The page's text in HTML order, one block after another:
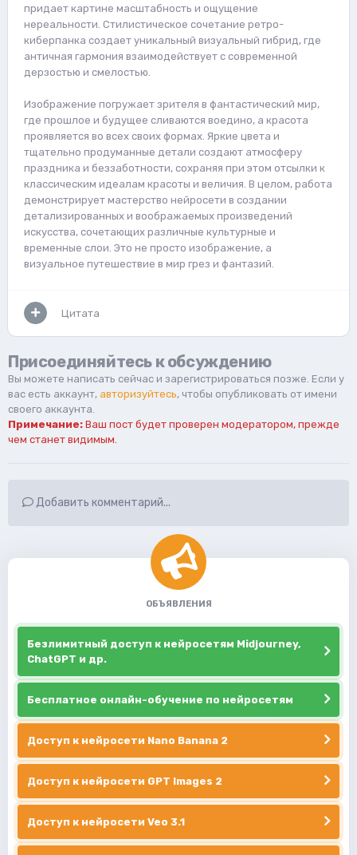
придает картине масштабность и ощущение
нереальности. Стилистическое сочетание ретро-
киберпанка создает уникальный визуальный гибрид, где
античная гармония взаимодействует с современной
дерзостью и смелостью.
Изображение погружает зрителя в фантастический мир,
где прошлое и будущее сливаются воедино, а красота
проявляется во всех своих формах. Яркие цвета и
тщательно продуманные детали создают атмосферу
праздника и беззаботности, сохраняя при этом отсылки к
классическим идеалам красоты и величия. В целом, работа
демонстрирует мастерство нейросети в создании
детализированных и воображаемых произведений
искусства, сочетающих различные культурные и
временные слои. Это не просто изображение, а
визуальное путешествие в мир грез и фантазий.
Цитата
Присоединяйтесь к обсуждению
Вы можете написать сейчас и зарегистрироваться позже. Если у
вас есть аккаунт, авторизуйтесь, чтобы опубликовать от имени
своего аккаунта.
Примечание: Ваш пост будет проверен модератором, прежде
чем станет видимым.
Добавить комментарий...
ОБЪЯВЛЕНИЯ
Безлимитный доступ к нейросетям Midjourney,
ChatGPT и др.
Бесплатное онлайн-обучение по нейросетям
Доступ к нейросети Nano Banana 2
Доступ к нейросети GPT Images 2
Доступ к нейросети Veo 3.1